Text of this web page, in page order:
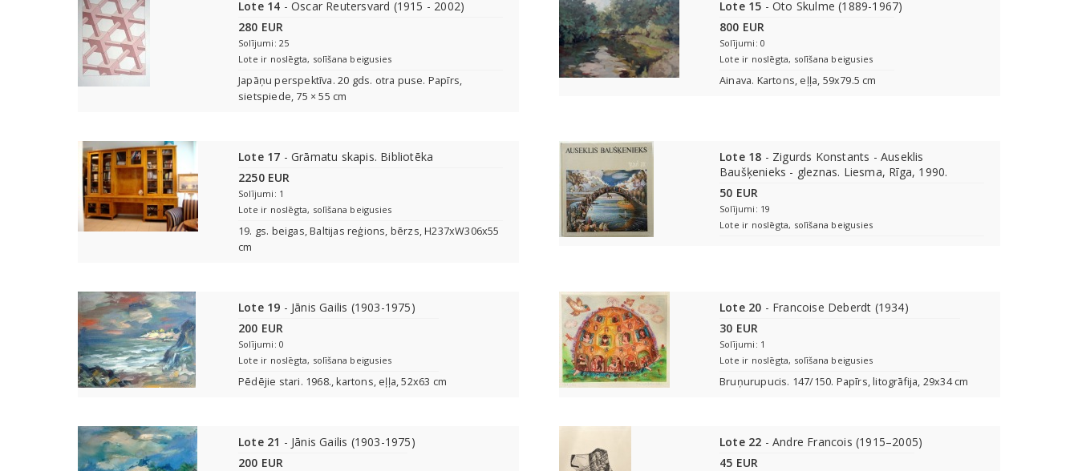
Lote 14 - Oscar Reutersvard (1915 - 2002)
280 EUR
Solījumi: 25
Lote ir noslēgta, solīšana beigusies
Japāņu perspektīva. 20 gds. otra puse. Papīrs,
sietspiede, 75 × 55 cm
Lote 15 - Oto Skulme (1889-1967)
800 EUR
Solījumi: 0
Lote ir noslēgta, solīšana beigusies
Ainava. Kartons, eļļa, 59x79.5 cm
Lote 17 - Grāmatu skapis. Bibliotēka
2250 EUR
Solījumi: 1
Lote ir noslēgta, solīšana beigusies
19. gs. beigas, Baltijas reģions, bērzs, H237xW306x55
cm
Lote 18 - Zigurds Konstants - Auseklis
Baušķenieks - gleznas. Liesma, Rīga, 1990.
50 EUR
Solījumi: 19
Lote ir noslēgta, solīšana beigusies
Lote 19 - Jānis Gailis (1903-1975)
200 EUR
Solījumi: 0
Lote ir noslēgta, solīšana beigusies
Pēdējie stari. 1968., kartons, eļļa, 52x63 cm
Lote 20 - Francoise Deberdt (1934)
30 EUR
Solījumi: 1
Lote ir noslēgta, solīšana beigusies
Bruņurupucis. 147/150. Papīrs, litogrāfija, 29x34 cm
Lote 21 - Jānis Gailis (1903-1975)
200 EUR
Lote 22 - Andre Francois (1915–2005)
45 EUR